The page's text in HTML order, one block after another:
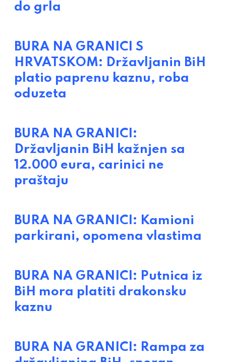
do grla
BURA NA GRANICI S
HRVATSKOM: Državljanin BiH
platio paprenu kaznu, roba
oduzeta
BURA NA GRANICI:
Državljanin BiH kažnjen sa
12.000 eura, carinici ne
praštaju
BURA NA GRANICI: Kamioni
parkirani, opomena vlastima
BURA NA GRANICI: Putnica iz
BiH mora platiti drakonsku
kaznu
BURA NA GRANICI: Rampa za